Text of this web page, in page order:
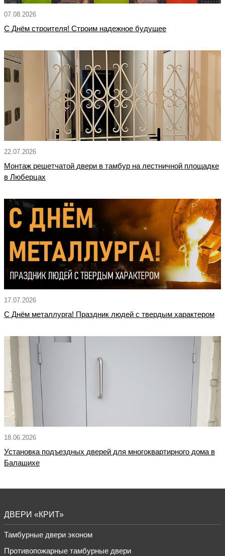
07.08.2026
С Днём строителя! Строим надежное будущее
22.07.2026
Монтаж решетчатой двери в тамбур на лестничной площадке
в Люберцах
17.07.2026
С Днём металлурга! Праздник людей с твердым характером
18.06.2026
Установка подъездных дверей для многоквартирного дома в
Балашихе
ДВЕРИ «КРИТ»
Тамбурные двери эконом
Противопожарные тамбурные двери